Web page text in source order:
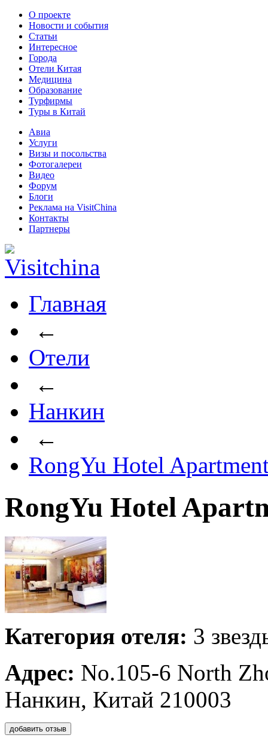
О проекте
Новости и события
Статьи
Интересное
Города
Отели Китая
Медицина
Образование
Турфирмы
Туры в Китай
Авиа
Услуги
Визы и посольства
Фотогалереи
Видео
Форум
Блоги
Реклама на VisitChina
Контакты
Партнеры
Главная
←
Отели
←
Нанкин
←
RongYu Hotel
RongYu Hotel
Категория отеля: 3
Адрес: No.105-6 North
Нанкин, Китай 210003
добавить отзыв